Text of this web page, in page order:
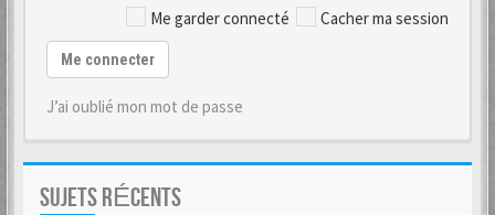
Me garder connecté Cacher ma session
Me connecter
J’ai oublié mon mot de passe
SUJETS RÉCENTS